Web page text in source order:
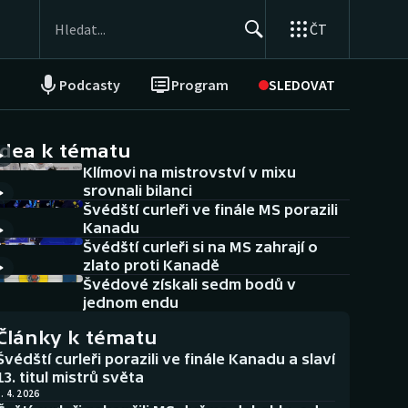
ČT
Podcasty Program SLEDOVAT
NEPŘEHLÉDNĚTE
Historické návraty
Aplikace ČT sport
AZ kvíz
k tématu
Klímovi na mistrovství v mixu
srovnali bilanci
Švédští curleři ve finále MS porazili
Kanadu
Švédští curleři si na MS zahrají o
zlato proti Kanadě
Švédové získali sedm bodů v
jednom endu
k tématu
curleři porazili ve finále Kanadu a slaví
titul mistrů světa
4. 2026